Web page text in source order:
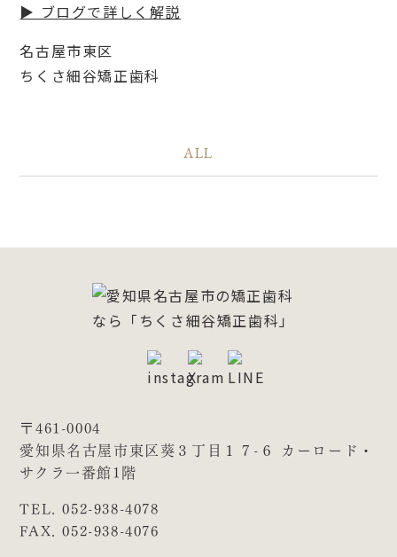
▶ ブログで詳しく解説
名古屋市東区
ちくさ細谷矯正歯科
ALL
〒461-0004
愛知県名古屋市東区葵３丁目１７-６ カーロード・
サクラ一番館1階
TEL. 052-938-4078
FAX. 052-938-4076